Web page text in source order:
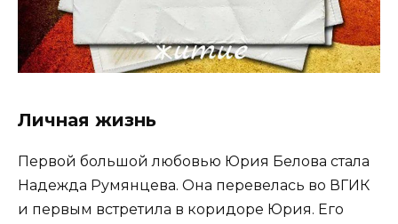
Личная жизнь
Первой большой любовью Юрия Белова стала
Надежда Румянцева. Она перевелась во ВГИК
и первым встретила в коридоре Юрия. Его